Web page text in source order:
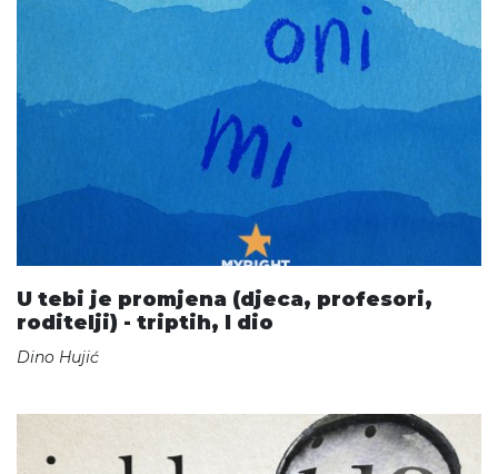
U tebi je promjena (djeca, profesori,
roditelji) - triptih, I dio
Dino Hujić